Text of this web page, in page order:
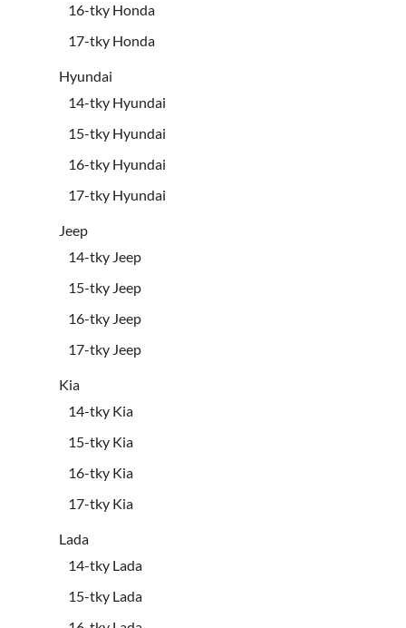
16-tky Honda
17-tky Honda
Hyundai
14-tky Hyundai
15-tky Hyundai
16-tky Hyundai
17-tky Hyundai
Jeep
14-tky Jeep
15-tky Jeep
16-tky Jeep
17-tky Jeep
Kia
14-tky Kia
15-tky Kia
16-tky Kia
17-tky Kia
Lada
14-tky Lada
15-tky Lada